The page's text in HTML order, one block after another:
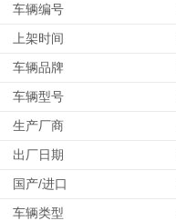
车辆编号
上架时间
车辆品牌
车辆型号
生产厂商
出厂日期
国产/进口
车辆类型